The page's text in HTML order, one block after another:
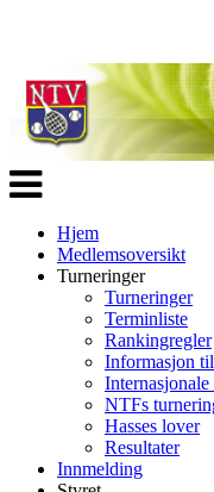
Veksle
navigasjon
Hjem
Medlemsoversikt
Turneringer
Turneringer
Terminliste
Rankingregler
Informasjon
Internasjonale
NTFs
Hasses lover
Resultater
Innmelding